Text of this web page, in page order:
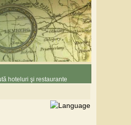
hoteluri şi restaurante